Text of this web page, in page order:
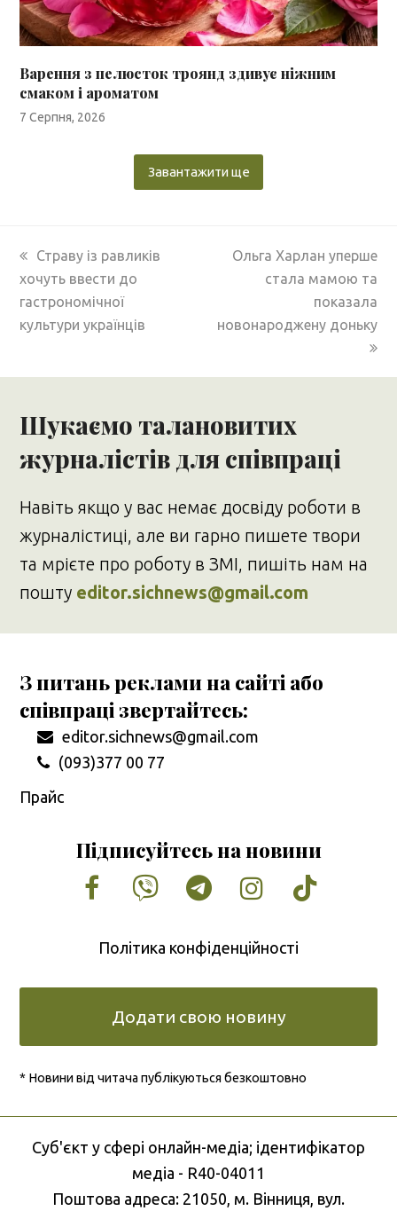
Варення з пелюсток троянд здивує ніжним
смаком і ароматом
7 Серпня, 2026
Завантажити ще
previous
post:
Страву із равликів
хочуть ввести до
гастрономічної
культури українців
next
Ольга Харлан уперше
стала мамою та
показала
новонароджену доньку
Шукаємо талановитих
журналістів для співпраці
Навіть якщо у вас немає досвіду роботи в
журналістиці, але ви гарно пишете твори
та мрієте про роботу в ЗМІ, пишіть нам на
пошту editor.sichnews@gmail.com
З питань реклами на сайті або
співпраці звертайтесь:
editor.sichnews@gmail.com
(093)377 00 77
Прайс
Підписуйтесь на новини
Facebook
VimeoTumblrInstagram
Tiktok
Політика конфіденційності
Додати свою новину
* Новини від читача публікуються безкоштовно
Cуб'єкт у сфері онлайн-медіа; ідентифікатор
медіа - R40-04011
Поштова адреса: 21050, м. Вінниця, вул.